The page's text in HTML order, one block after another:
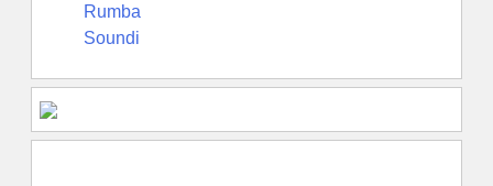
Rumba
Soundi